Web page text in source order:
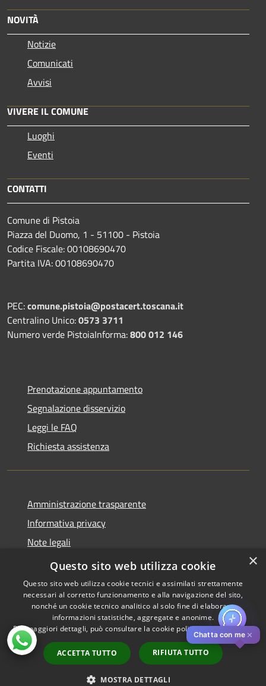
NOVITÀ
Notizie
Comunicati
Avvisi
VIVERE IL COMUNE
Luoghi
Eventi
CONTATTI
Comune di Pistoia
Piazza del Duomo, 1 - 51100 - Pistoia
Codice Fiscale: 00108690470
Partita IVA: 00108690470
PEC:comune.pistoia@postacert.toscana.it
Centralino Unico:0573 3711
Numero verde PistoiaInforma:800 012 146
Prenotazione appuntamento
Segnalazione disservizio
Leggi le FAQ
Richiesta assistenza
Amministrazione trasparente
Informativa privacy
Note legali
Dichiarazione di accessibilità
Accessibilità
Privacy
Copyright © 2026 • Comune di
Pistoia • Powered by
Municipium•
Accesso
redazione
Chatta con me ✕
×
Questo sito web utilizza cookie
Questo sito web utilizza cookie tecnici e assimilati strettamente
necessari al corretto funzionamento e alla navigazione del sito,
nonché un cookie tecnico analitico al solo fine di elaborare
informazioni statistiche, aggregate e anonime.
Per maggiori dettagli, può consultare la cookie policy al seguentelink
ACCETTA TUTTO RIFIUTA TUTTO
MOSTRA DETTAGLI